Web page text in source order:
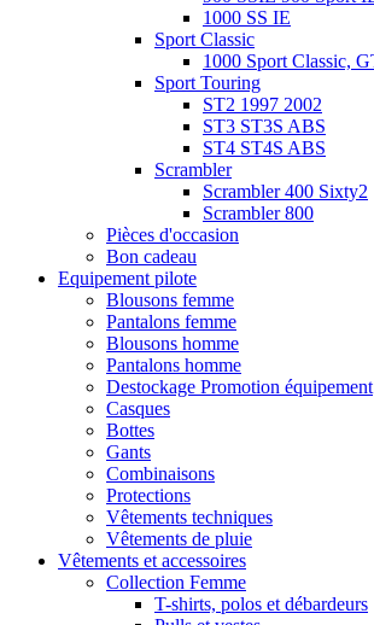
1000 SS IE
Sport Classic
1000 Sport Classic,
Sport Touring
ST2 1997 2002
ST3 ST3S ABS
ST4 ST4S ABS
Scrambler
Scrambler 400 Sixty2
Scrambler 800
Pièces d'occasion
Bon cadeau
Equipement pilote
Blousons femme
Pantalons femme
Blousons homme
Pantalons homme
Destockage Promotion équipement
Casques
Bottes
Gants
Combinaisons
Protections
Vêtements techniques
Vêtements de pluie
Vêtements et accessoires
Collection Femme
T-shirts, polos et débardeurs